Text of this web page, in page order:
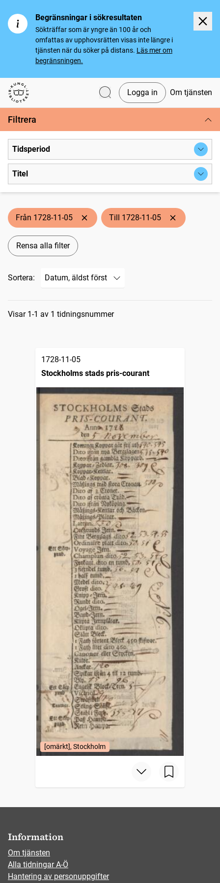
Begränsningar i sökresultaten
Sökträffar som är yngre än 100 år och
omfattas av upphovsrätten visas inte längre i
tjänsten när du söker på distans. Läs mer om
begränsningen.
Svenska tidningar
Logga in Om tjänsten
Filtrera
Tidsperiod
Titel
Från 1728-11-05 Till 1728-11-05
Rensa alla filter
Sortera:
Sökresultat
Visar 1-1 av 1 tidningsnummer
1728-11-05
Stockholms stads pris-courant
[omärkt], Stockholm
Information
Om tjänsten
Alla tidningar A-Ö
Hantering av personuppgifter